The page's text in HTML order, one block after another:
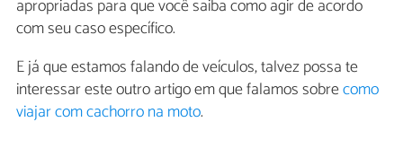
apropriadas para que você saiba como agir de acordo
com seu caso específico.
E já que estamos falando de veículos, talvez possa te
interessar este outro artigo em que falamos sobrecomo
viajar com cachorro na moto.